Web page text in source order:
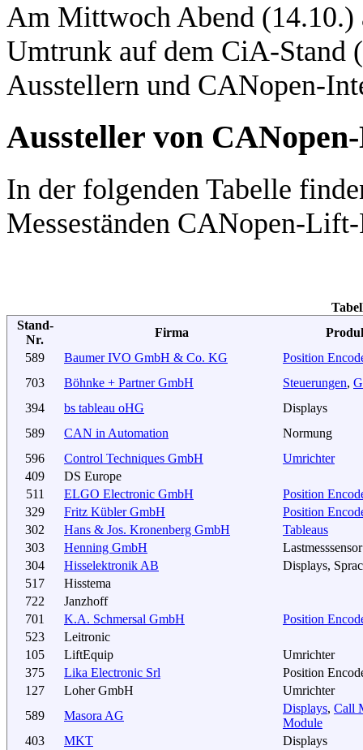
Am Mittwoch Abend (14.10.)
Umtrunk auf dem CiA-Stand
Ausstellern und CANopen-
Aussteller von
In der folgenden Tabelle
Messeständen CANopen-
Stand-
Nr.
Firma
589
Baumer IVO GmbH & Co. KG
Position
703
Böhnke + Partner GmbH Steuerungen,
394
bs tableau oHG
Displays
589
CAN in Automation
Normung
596
Control Techniques GmbH
Umrichter
409
DS Europe
511
ELGO Electronic GmbH
Position
329
Fritz Kübler GmbH
Position
302
Hans & Jos. Kronenberg GmbH
Tableaus
303
Henning GmbH
Lastmesssensor
304
Hisselektronik AB
Displays,
517
Hisstema
722
Janzhoff
701
K.A. Schmersal GmbH
Position
523
Leitronic
105
LiftEquip
Umrichter
375
Lika Electronic Srl
Position
127
Loher GmbH
Umrichter
589
Masora AG
Displays, Call
Module
403
MKT
Displays